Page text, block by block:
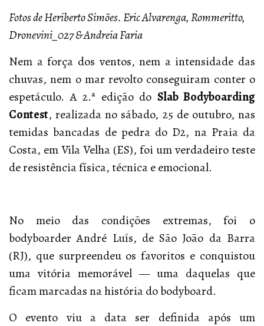
Fotos de Heriberto Simões. Eric Alvarenga, Rommeritto,
Dronevini_027 & Andreia Faria
Nem a força dos ventos, nem a intensidade das
chuvas, nem o mar revolto conseguiram conter o
espetáculo. A 2.ª edição do Slab Bodyboarding
Contest, realizada no sábado, 25 de outubro, nas
temidas bancadas de pedra do D2, na Praia da
Costa, em Vila Velha (ES), foi um verdadeiro teste
de resistência física, técnica e emocional.
No meio das condições extremas, foi o
bodyboarder André Luís, de São João da Barra
(RJ), que surpreendeu os favoritos e conquistou
uma vitória memorável — uma daquelas que
ficam marcadas na história do bodyboard.
O evento viu a data ser definida após um